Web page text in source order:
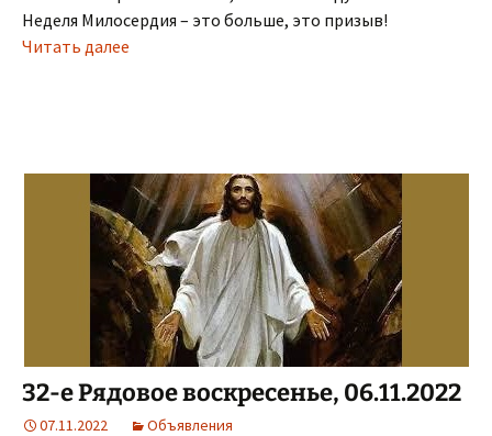
Неделя Милосердия – это больше, это призыв!
Читать далее
32-е Рядовое воскресенье, 06.11.2022
07.11.2022 Объявления